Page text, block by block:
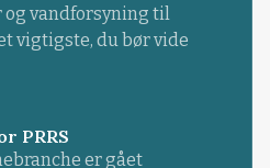
vandforsyning til
vigtigste, du bør vide
PRRS
er gået